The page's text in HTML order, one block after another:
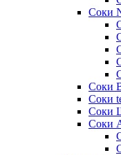
Соки
Соки
Соки
Соки
Соки